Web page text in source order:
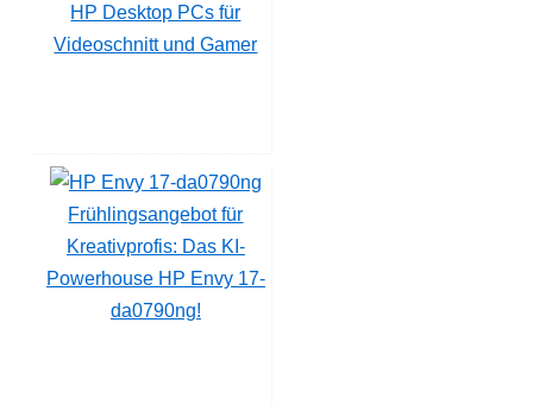
HP Desktop PCs für
Videoschnitt und Gamer
Frühlingsangebot für
Kreativprofis: Das KI-
Powerhouse HP Envy 17-
da0790ng!